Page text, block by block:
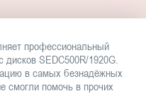
профессиональный
SEDC500R/1920G.
в самых безнадёжных
смогли помочь в прочих